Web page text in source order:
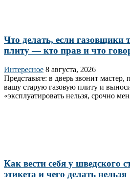
Что делать, если газовщики
плиту — кто прав и что
Интересное 8 августа, 2026
Представьте: в дверь звонит
вашу старую газовую плиту и
«эксплуатировать нельзя, срочно
Как вести себя у шведского
этикета и чего делать нельзя